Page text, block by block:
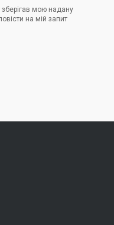
мою надану
на мій запит